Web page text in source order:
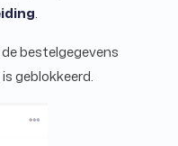
.
bestelgegevens
geblokkeerd.